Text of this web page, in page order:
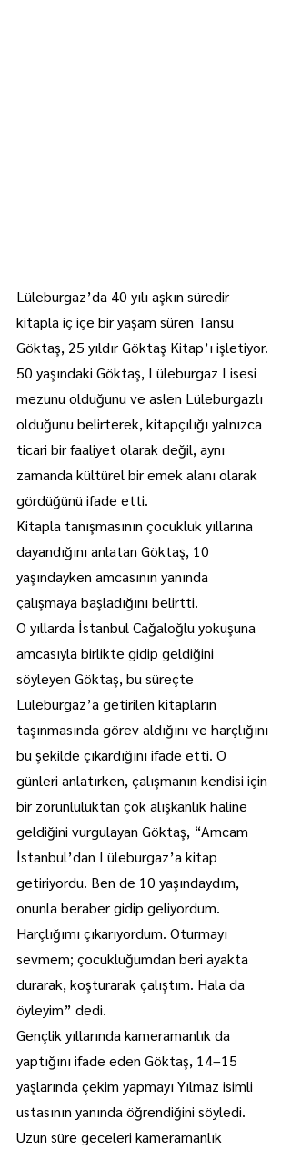
Lüleburgaz’da 40 yılı aşkın süredir
kitapla iç içe bir yaşam süren Tansu
Göktaş, 25 yıldır Göktaş Kitap’ı işletiyor.
50 yaşındaki Göktaş, Lüleburgaz Lisesi
mezunu olduğunu ve aslen Lüleburgazlı
olduğunu belirterek, kitapçılığı yalnızca
ticari bir faaliyet olarak değil, aynı
zamanda kültürel bir emek alanı olarak
gördüğünü ifade etti.
Kitapla tanışmasının çocukluk yıllarına
dayandığını anlatan Göktaş, 10
yaşındayken amcasının yanında
çalışmaya başladığını belirtti.
O yıllarda İstanbul Cağaloğlu yokuşuna
amcasıyla birlikte gidip geldiğini
söyleyen Göktaş, bu süreçte
Lüleburgaz’a getirilen kitapların
taşınmasında görev aldığını ve harçlığını
bu şekilde çıkardığını ifade etti. O
günleri anlatırken, çalışmanın kendisi için
bir zorunluluktan çok alışkanlık haline
geldiğini vurgulayan Göktaş, “Amcam
İstanbul’dan Lüleburgaz’a kitap
getiriyordu. Ben de 10 yaşındaydım,
onunla beraber gidip geliyordum.
Harçlığımı çıkarıyordum. Oturmayı
sevmem; çocukluğumdan beri ayakta
durarak, koşturarak çalıştım. Hala da
öyleyim” dedi.
Gençlik yıllarında kameramanlık da
yaptığını ifade eden Göktaş, 14–15
yaşlarında çekim yapmayı Yılmaz isimli
ustasının yanında öğrendiğini söyledi.
Uzun süre geceleri kameramanlık